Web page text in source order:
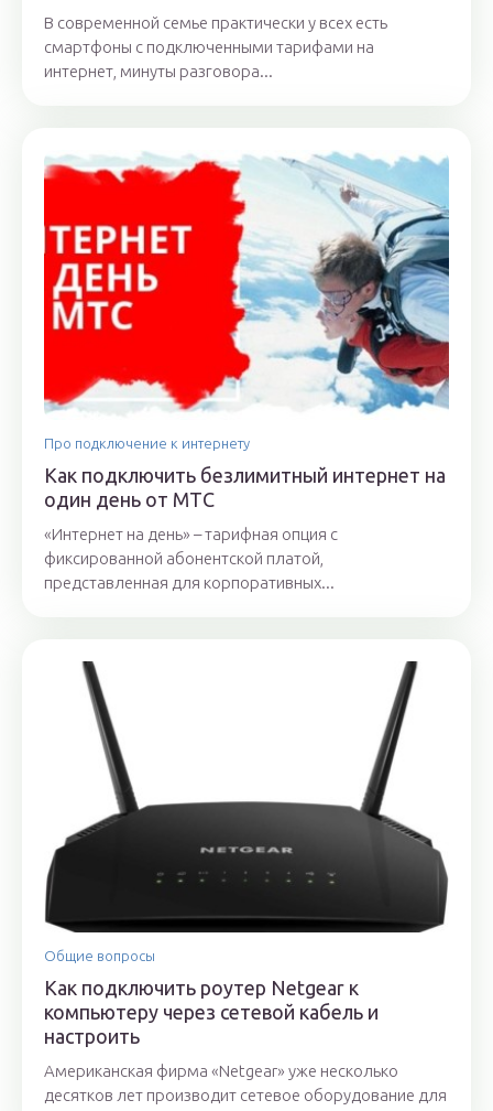
В современной семье практически у всех есть
смартфоны с подключенными тарифами на
интернет, минуты разговора...
Про подключение к интернету
Как подключить безлимитный интернет на
один день от МТС
«Интернет на день» – тарифная опция с
фиксированной абонентской платой,
представленная для корпоративных...
Общие вопросы
Как подключить роутер Netgear к
компьютеру через сетевой кабель и
настроить
Американская фирма «Netgear» уже несколько
десятков лет производит сетевое оборудование для